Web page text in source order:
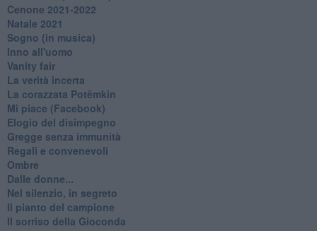
Cenone 2021-2022
Natale 2021
Sogno (in musica)
Inno all'uomo
Vanity fair
La verità incerta
La corazzata Potëmkin
Mi piace (Facebook)
Elogio del disimpegno
Gregge senza immunità
Regali e convenevoli
Ombre
Dalle donne...
Nel silenzio, in segreto
Il pianto del campione
Il sorriso della Gioconda